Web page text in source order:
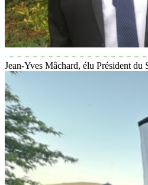
Jean-Yves Mâchard, élu Président du